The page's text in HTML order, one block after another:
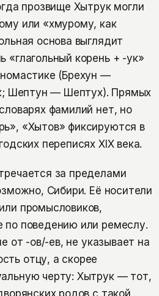
прозвище Хытрук могли
или «хмурому, как
основа выглядит
«глагольный корень + -ук»
(Брехун —
Шептун — Шептух). Прямых
фамилий нет, но
«Хытов» фиксируются в
переписях XIX века.
за пределами
Сибири. Её носители
промысловиков,
по поведению или ремеслу.
от -ов/-ев, не указывает на
отцу, а скорее
черту: Хытрук — тот,
родов с такой